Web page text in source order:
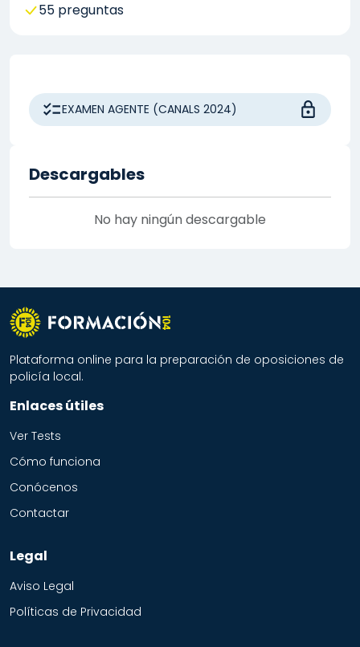
EXAMEN AGENTE (CANALS 2024)
Descargables
No hay ningún descargable
55 preguntas
Plataforma online para la preparación de oposiciones de
policía local.
Enlaces útiles
Ver Tests
Cómo funciona
Conócenos
Contactar
Legal
Aviso Legal
Políticas de Privacidad